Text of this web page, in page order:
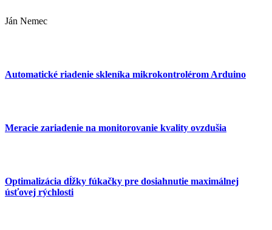
Ján Nemec
Automatické riadenie skleníka mikrokontrolérom Arduino
Meracie zariadenie na monitorovanie kvality ovzdušia
Optimalizácia dĺžky fúkačky pre dosiahnutie maximálnej
úsťovej rýchlosti